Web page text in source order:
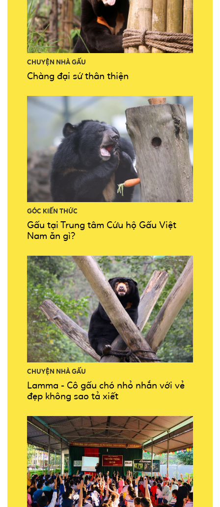
CHUYỆN NHÀ GẤU
Chàng đại sứ thân thiện
GÓC KIẾN THỨC
Gấu tại Trung tâm Cứu hộ Gấu Việt
Nam ăn gì?
CHUYỆN NHÀ GẤU
Lamma - Cô gấu chó nhỏ nhắn với vẻ
đẹp không sao tả xiết